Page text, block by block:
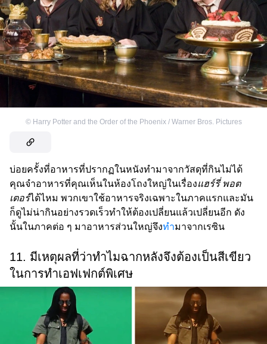
© Harry Potter and the Order of the Phoenix / Warner Bros. Pictures
บ่อยครั้งที่อาหารที่ปรากฏในหนังทำมาจากวัสดุที่กินไม่ได้
คุณจำอาหารที่คุณเห็นในห้องโถงใหญ่ในเรื่องแฮร์รี่ พอต
เตอร์ได้ไหม พวกเขาใช้อาหารจริงเฉพาะในภาคแรกและมัน
ก็ดูไม่น่ากินอย่างรวดเร็วทำให้ต้องเปลี่ยนแล้วเปลี่ยนอีก ดัง
นั้นในภาคต่อ ๆ มาอาหารส่วนใหญ่จึงทำมาจากเรซิน
11. มีเหตุผลที่ว่าทำไมฉากหลังจึงต้องเป็นสีเขียว
ในการทำเอฟเฟกต์พิเศษ